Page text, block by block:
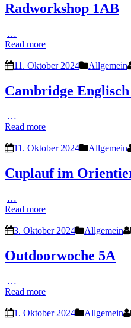
Radworkshop 1AB
…
Read more
11. Oktober 2024 Allgemein
Cambridge
…
Read more
11. Oktober 2024 Allgemein
Cuplauf im
…
Read more
3. Oktober 2024 Allgemein
Outdoorwoche 5A
…
Read more
1. Oktober 2024 Allgemein